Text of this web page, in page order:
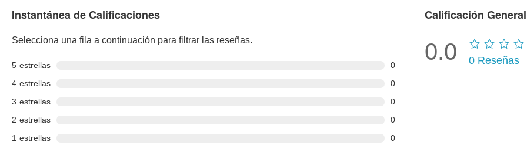
Instantánea de Calificaciones
Selecciona una fila a continuación para filtrar las reseñas.
5 estrellas
0
4 estrellas
0
3 estrellas
0
2 estrellas
0
1 estrellas 0
Calificación General
0.0 0 Reseñas